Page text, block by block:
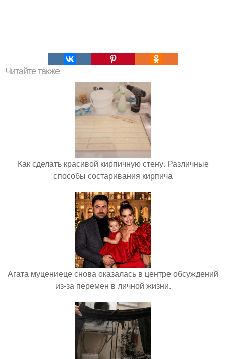
Читайте также
Как сделать красивой кирпичную стену. Различные
способы состаривания кирпича
Агата муцениеце снова оказалась в центре обсуждений
из-за перемен в личной жизни.